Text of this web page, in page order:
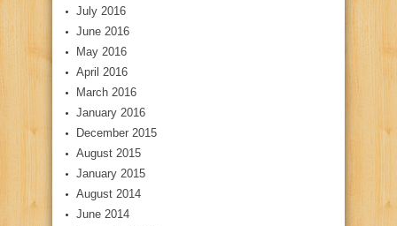
July 2016
June 2016
May 2016
April 2016
March 2016
January 2016
December 2015
August 2015
January 2015
August 2014
June 2014